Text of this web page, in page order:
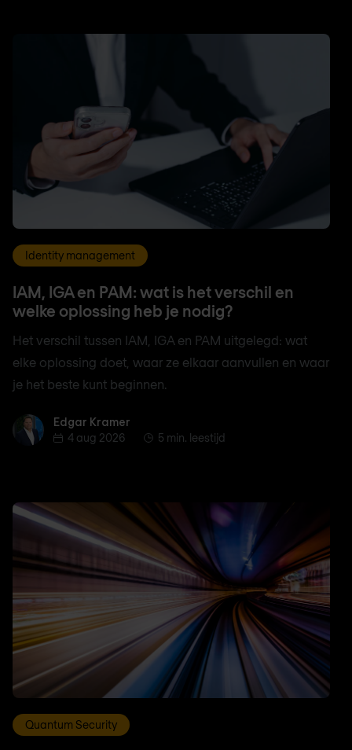
Identity management
IAM, IGA en PAM: wat is het verschil en
welke oplossing heb je nodig?
Het verschil tussen IAM, IGA en PAM uitgelegd: wat
elke oplossing doet, waar ze elkaar aanvullen en waar
je het beste kunt beginnen.
Edgar KramerEdgar Kramer
4 aug 2026
5 min. leestijd
Quantum Security